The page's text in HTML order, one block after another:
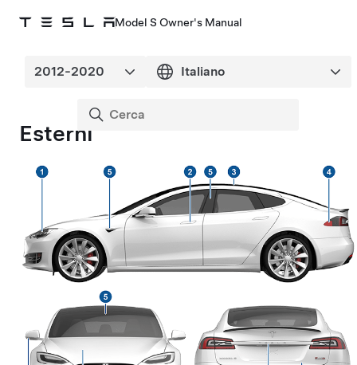
Model S Owner's Manual
Esterni